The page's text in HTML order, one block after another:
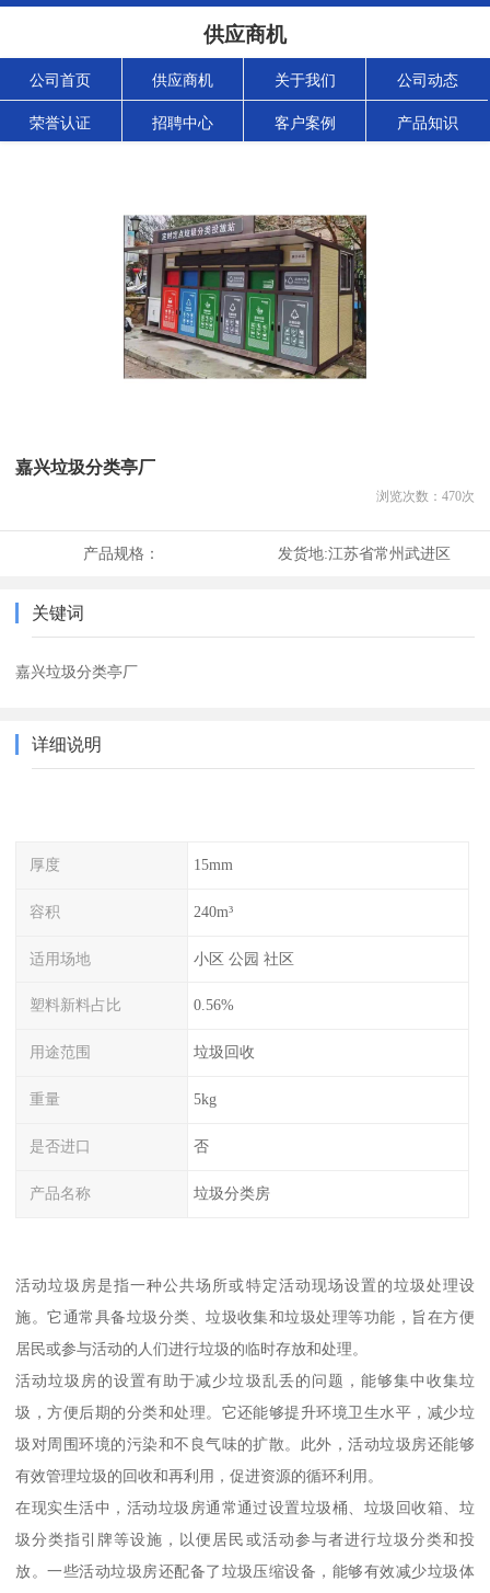
供应商机
公司首页 供应商机 关于我们 公司动态
荣誉认证 招聘中心 客户案例 产品知识
嘉兴垃圾分类亭厂
浏览次数： 470次
产品规格： 发货地:江苏省常州武进区
关键词
嘉兴垃圾分类亭厂
详细说明
厚度 15mm
容积 240m³
适用场地 小区 公园 社区
塑料新料占比 0.56%
用途范围 垃圾回收
重量 5kg
是否进口 否
产品名称 垃圾分类房
活动垃圾房是指一种公共场所或特定活动现场设置的垃圾处理设
施。它通常具备垃圾分类、垃圾收集和垃圾处理等功能，旨在方便
居民或参与活动的人们进行垃圾的临时存放和处理。
活动垃圾房的设置有助于减少垃圾乱丢的问题，能够集中收集垃
圾，方便后期的分类和处理。它还能够提升环境卫生水平，减少垃
圾对周围环境的污染和不良气味的扩散。此外，活动垃圾房还能够
有效管理垃圾的回收和再利用，促进资源的循环利用。
在现实生活中，活动垃圾房通常通过设置垃圾桶、垃圾回收箱、垃
圾分类指引牌等设施，以便居民或活动参与者进行垃圾分类和投
放。一些活动垃圾房还配备了垃圾压缩设备，能够有效减少垃圾体